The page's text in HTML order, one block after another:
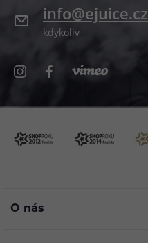
info@ejuice.cz
kdykoliv
O nás